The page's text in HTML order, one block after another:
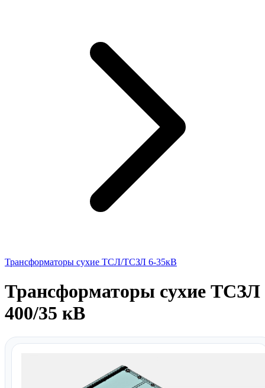
Трансформаторы сухие ТСЛ/ТСЗЛ 6-35кВ
Трансформаторы сухие ТСЗЛ
400/35 кВ